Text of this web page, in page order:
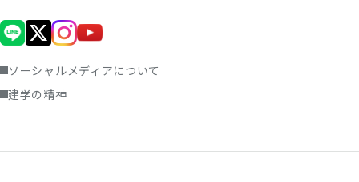
ソーシャルメディアについて
建学の精神